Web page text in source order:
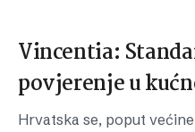
Vincentia:
povjerenje u
Hrvatska se, poput